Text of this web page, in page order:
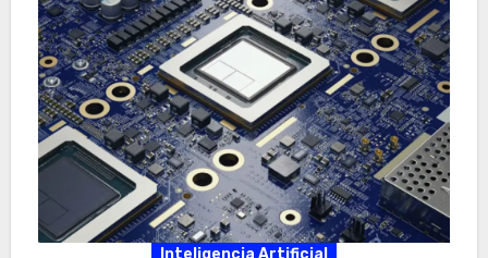
Inteligencia Artificial